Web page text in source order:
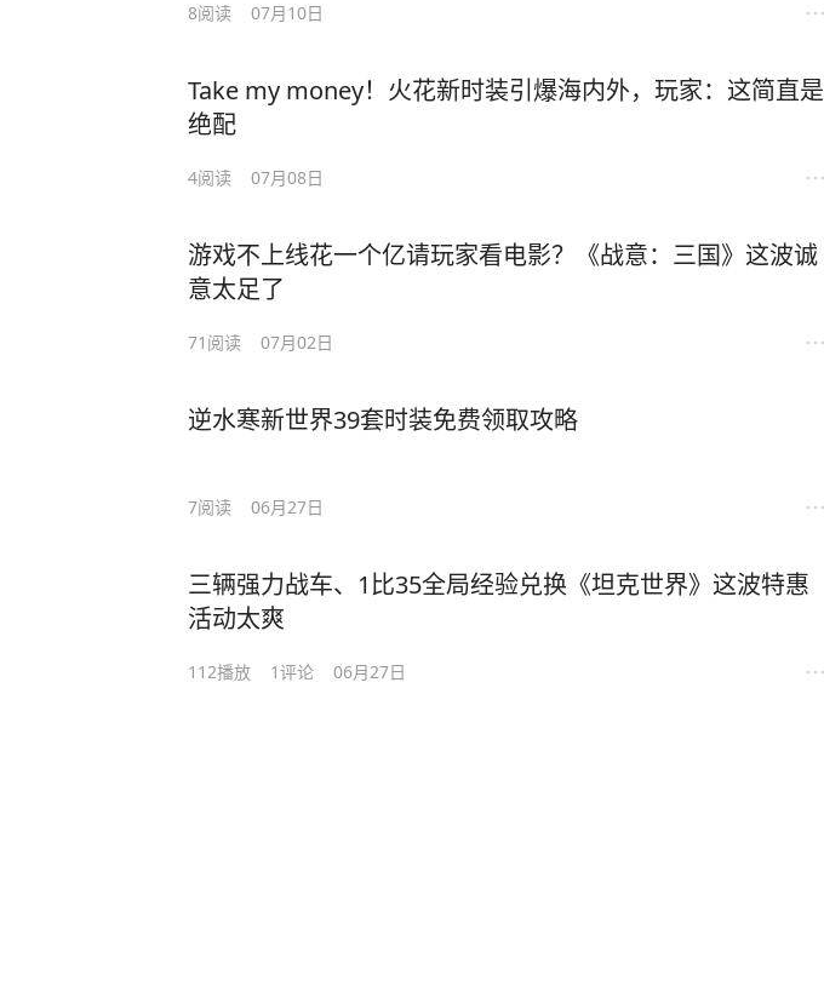
8阅读 07月10日
Take my money！火花新时装引爆海内外，玩家：这简直是
绝配
4阅读 07月08日
游戏不上线花一个亿请玩家看电影？《战意：三国》这波诚
意太足了
71 阅读 07月02日
逆水寒新世界39套时装免费领取攻略
7阅读 06月27日
三辆强力战车、1比35全局经验兑换《坦克世界》这波特惠
活动太爽
112播放 1评论 06月27日